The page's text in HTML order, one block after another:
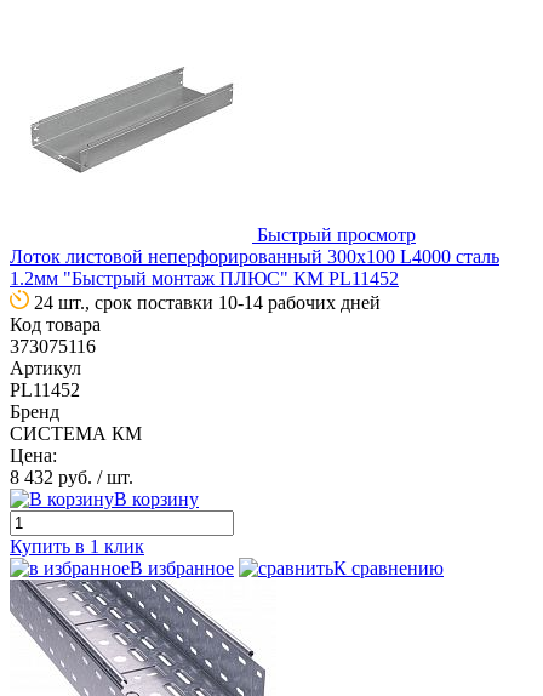
Быстрый просмотр
Лоток листовой неперфорированный 300х100 L4000 сталь
1.2мм "Быстрый монтаж ПЛЮС" КМ PL11452
24 шт., срок поставки 10-14 рабочих дней
Код товара
373075116
Артикул
PL11452
Бренд
СИСТЕМА КМ
Цена:
8 432 руб. / шт.
В корзину
Купить в 1 клик
В избранное
К сравнению